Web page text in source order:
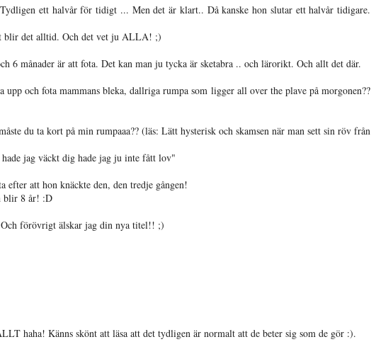
ett halvår för tidigt ... Men det är klart.. Då kanske hon slutar ett halvår tidigare.
blir det alltid. Och det vet ju ALLA! ;)
6 månader är att fota. Det kan man ju tycka är sketabra .. och lärorikt. Och allt det där.
och fota mammans bleka, dallriga rumpa som ligger all over the plave på morgonen??
du ta kort på min rumpaaa?? (läs: Lätt hysterisk och skamsen när man sett sin röv från
jag väckt dig hade jag ju inte fått lov"
efter att hon knäckte den, den tredje gången!
blir 8 år! :D
förövrigt älskar jag din nya titel!! ;)
haha! Känns skönt att läsa att det tydligen är normalt att de beter sig som de gör :).